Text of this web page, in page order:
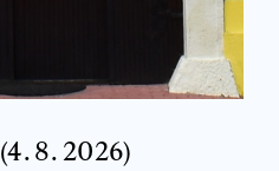
8. 2026)